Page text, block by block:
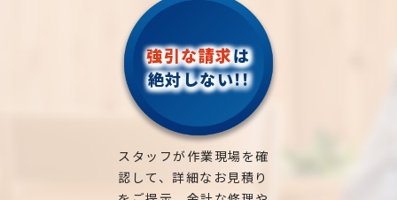
強引な請求は
絶対しない!!
スタッフが作業現場を確
認して、詳細なお見積り